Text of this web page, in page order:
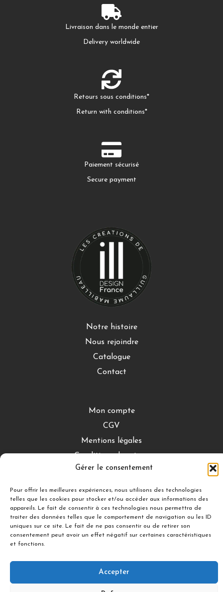
Gérer le consentement
Pour offrir les meilleures expériences, nous utilisons des technologies
telles que les cookies pour stocker et/ou accéder aux informations des
appareils. Le fait de consentir à ces technologies nous permettra de
traiter des données telles que le comportement de navigation ou les ID
uniques sur ce site. Le fait de ne pas consentir ou de retirer son
consentement peut avoir un effet négatif sur certaines caractéristiques
et fonctions.
Accepter
k
g
r
a
m
e
Livraison dans le monde entier
Delivery worldwide
Retours sous conditions*
Return with conditions*
Paiement sécurisé
Secure payment
Notre histoire
Nous rejoindre
Catalogue
Contact
Mon compte
CGV
Mentions légales
Conditions de retour
DÉCOUVRIR
Nuances Gourmandes
Silicon’ Palet
Suivez-nous
© 2021 illDESIGN-France